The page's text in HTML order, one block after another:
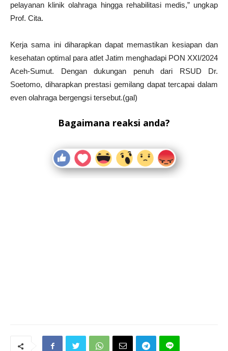
pelayanan klinik olahraga hingga rehabilitasi medis,” ungkap
Prof. Cita.
Kerja sama ini diharapkan dapat memastikan kesiapan dan
kesehatan optimal para atlet Jatim menghadapi PON XXI/2024
Aceh-Sumut. Dengan dukungan penuh dari RSUD Dr.
Soetomo, diharapkan prestasi gemilang dapat tercapai dalam
even olahraga bergengsi tersebut.(gal)
Bagaimana reaksi anda?